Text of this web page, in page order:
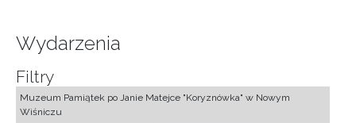
Wydarzenia
Filtry
Muzeum Pamiątek po Janie Matejce "Koryznówka" w Nowym
Wiśniczu